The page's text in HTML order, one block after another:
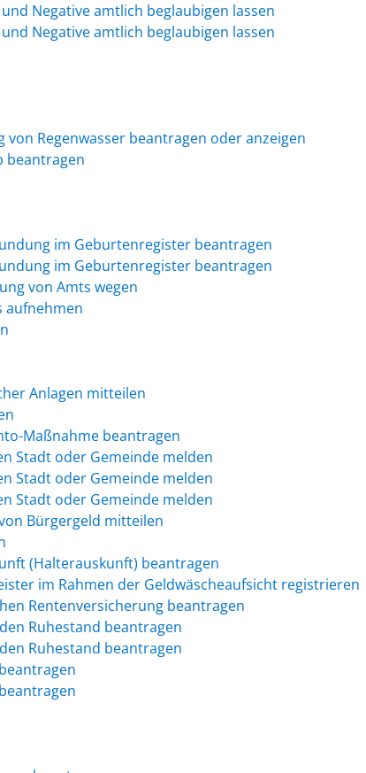
Negative amtlich beglaubigen lassen
Negative amtlich beglaubigen lassen
Regenwasser beantragen oder anzeigen
beantragen
im Geburtenregister beantragen
im Geburtenregister beantragen
von Amts wegen
aufnehmen
Anlagen mitteilen
Maßnahme beantragen
Stadt oder Gemeinde melden
Stadt oder Gemeinde melden
Stadt oder Gemeinde melden
Bürgergeld mitteilen
(Halterauskunft) beantragen
im Rahmen der Geldwäscheaufsicht registrieren
Rentenversicherung beantragen
Ruhestand beantragen
Ruhestand beantragen